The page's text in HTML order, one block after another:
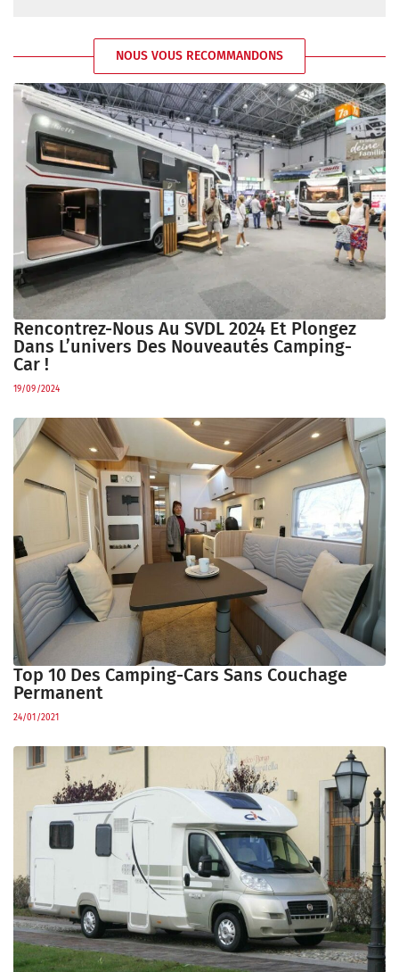
NOUS VOUS RECOMMANDONS
Rencontrez-Nous Au SVDL 2024 Et Plongez
Dans L’univers Des Nouveautés Camping-
Car !
19/09/2024
Top 10 Des Camping-Cars Sans Couchage
Permanent
24/01/2021